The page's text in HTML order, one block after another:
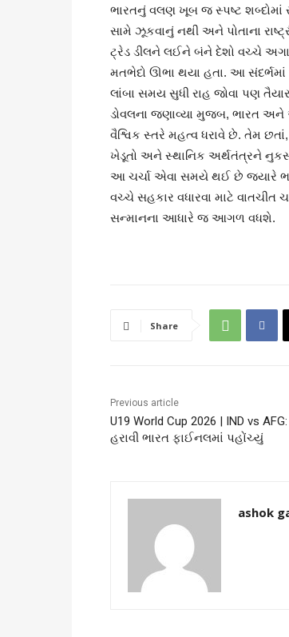
ભારતનું વલણ ખૂબ જ સ્પષ્ટ શબ્દોમાં
સામે ઝૂકવાનું નથી અને પોતાના
ટ્રેડ ડીલને લઈને બંને દેશો વચ્ચે અગાઉ
મતભેદો ઊભા થયા હતા. આ
લાંબા સમય સુધી રાહ જોવા પણ
ડોવલના જણાવ્યા મુજબ, ભારત અને
વૈશ્વિક સ્તરે મહત્વ ધરાવે છે. તેમ
ખેડૂતો અને સ્થાનિક અર્થતંત્રને
આ ચર્ચા એવા સમયે થઈ છે જ્યારે
વચ્ચે સહકાર વધારવા માટે વાતચીત
સન્માનના આધારે જ આગળ વધશે.
Share
Previous article
U19 World Cup 2026 | IND vs
હરાવી ભારત ફાઈનલમાં પહોંચ્યું
ashok